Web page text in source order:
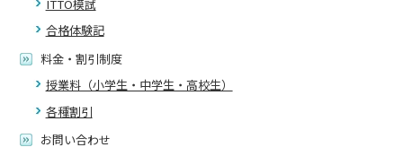
ITTO模試
合格体験記
料金・割引制度
授業料（小学生・中学生・高校生）
各種割引
お問い合わせ